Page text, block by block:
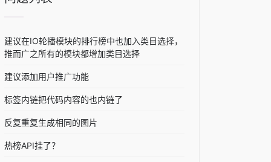
建议在IO轮播模块的排行榜中也加入类目选择，
推而广之所有的模块都增加类目选择
建议添加用户推广功能
标签内链把代码内容的也内链了
反复重复生成相同的图片
热榜API挂了？